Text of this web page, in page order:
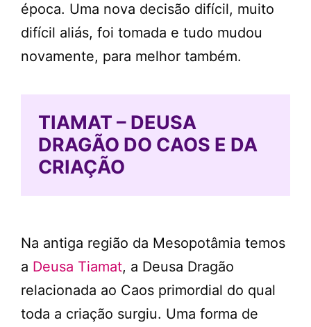
época. Uma nova decisão difícil, muito
difícil aliás, foi tomada e tudo mudou
novamente, para melhor também.
TIAMAT – DEUSA
DRAGÃO DO CAOS E DA
CRIAÇÃO
Na antiga região da Mesopotâmia temos
a Deusa Tiamat, a Deusa Dragão
relacionada ao Caos primordial do qual
toda a criação surgiu. Uma forma de